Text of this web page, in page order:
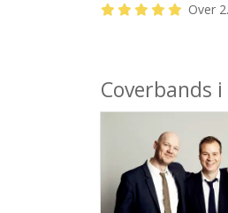
Over
Coverbands